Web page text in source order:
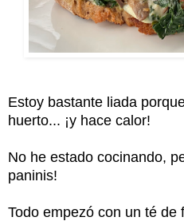
Estoy bastante liada
huerto... ¡y hace calor!
No he estado cocinando,
paninis!
Todo empezó con un té